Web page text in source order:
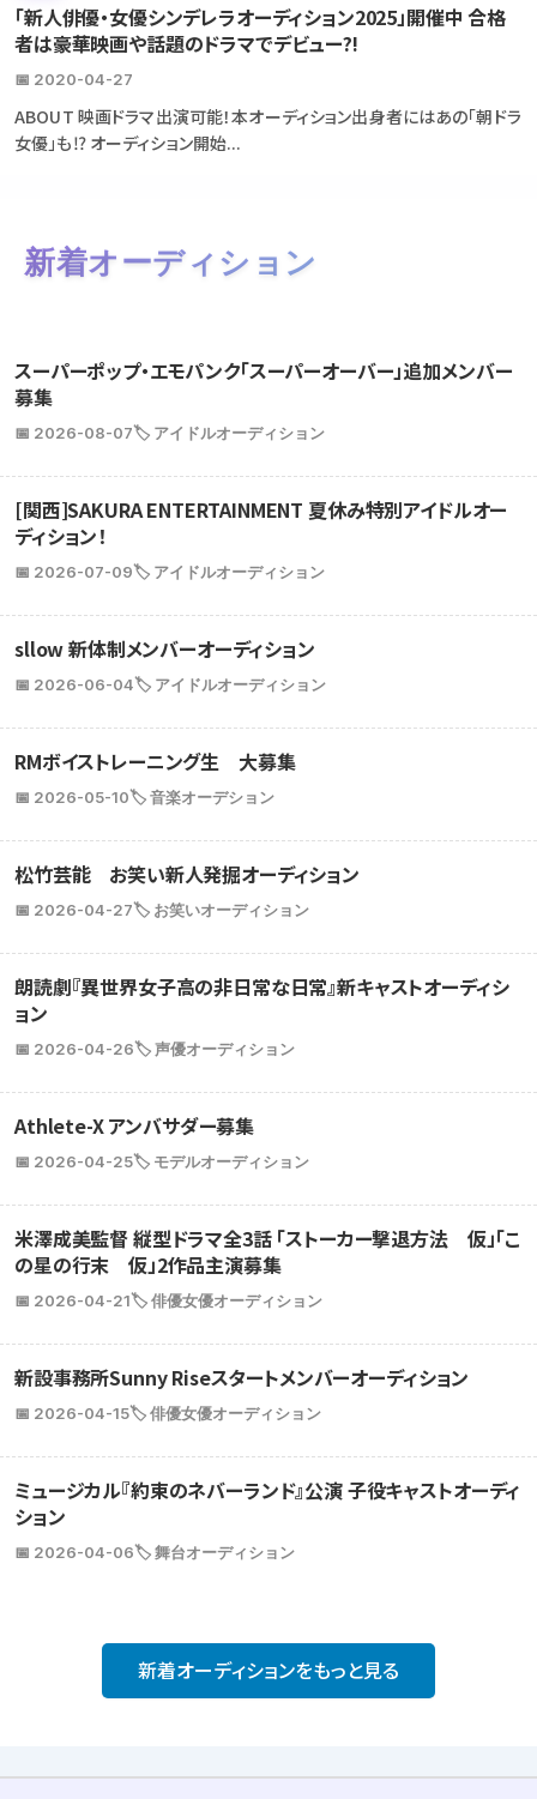
「新人俳優・女優シンデレラオーディション2025」開催中 合格
者は豪華映画や話題のドラマでデビュー?!
📅 2020-04-27
ABOUT 映画ドラマ出演可能！本オーディション出身者にはあの「朝ドラ
女優」も⁉ オーディション開始...
新着オーディション
スーパーポップ・エモパンク「スーパーオーバー」追加メンバー
募集
📅 2026-08-07🏷️ アイドルオーディション
[関西]SAKURA ENTERTAINMENT 夏休み特別アイドルオー
ディション！
📅 2026-07-09🏷️ アイドルオーディション
sllow 新体制メンバーオーディション
📅 2026-06-04🏷️ アイドルオーディション
RMボイストレーニング生 大募集
📅 2026-05-10🏷️ 音楽オーデション
松竹芸能 お笑い新人発掘オーディション
📅 2026-04-27🏷️ お笑いオーディション
朗読劇『異世界女子高の非日常な日常』新キャストオーディシ
ョン
📅 2026-04-26🏷️ 声優オーディション
Athlete-X アンバサダー募集
📅 2026-04-25🏷️ モデルオーディション
米澤成美監督 縦型ドラマ全3話 「ストーカー撃退方法 仮」「こ
の星の行末 仮」2作品主演募集
📅 2026-04-21🏷️ 俳優女優オーディション
新設事務所Sunny Riseスタートメンバーオーディション
📅 2026-04-15🏷️ 俳優女優オーディション
ミュージカル『約束のネバーランド』公演 子役キャストオーディ
ション
📅 2026-04-06🏷️ 舞台オーディション
新着オーディションをもっと見る